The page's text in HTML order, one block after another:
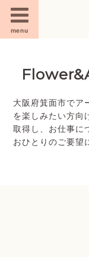
menu
大阪府箕面市でア
を楽しみたい方向
取得し、お仕事に
おひとりのご要望